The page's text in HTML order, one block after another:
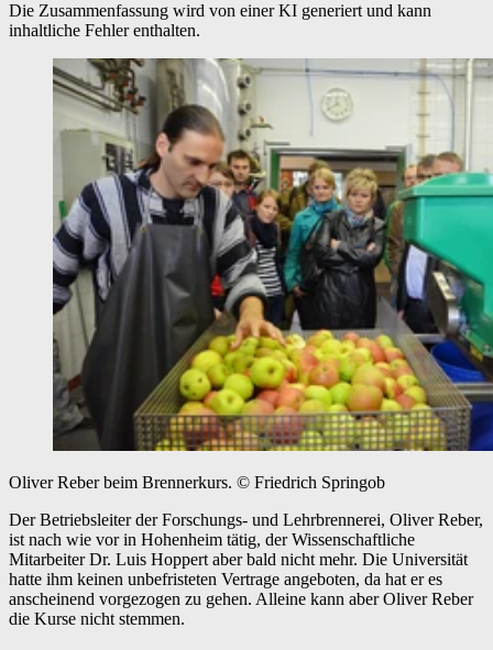
Die Zusammenfassung wird von einer KI generiert und kann
inhaltliche Fehler enthalten.
Oliver Reber beim Brennerkurs. © Friedrich Springob
Der Betriebsleiter der Forschungs- und Lehrbrennerei, Oliver Reber,
ist nach wie vor in Hohenheim tätig, der Wissenschaftliche
Mitarbeiter Dr. Luis Hoppert aber bald nicht mehr. Die Universität
hatte ihm keinen unbefristeten Vertrage angeboten, da hat er es
anscheinend vorgezogen zu gehen. Alleine kann aber Oliver Reber
die Kurse nicht stemmen.